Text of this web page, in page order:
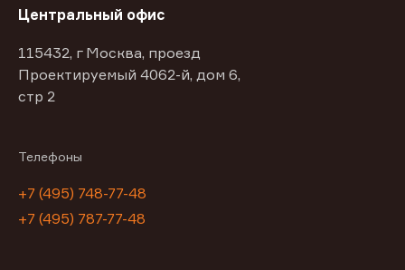
Центральный офис
115432, г Москва, проезд
Проектируемый 4062-й, дом 6,
стр 2
Телефоны
+7 (495) 748-77-48
+7 (495) 787-77-48